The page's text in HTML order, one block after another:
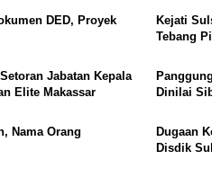
DED, Proyek
Kejati
Tebang
Jabatan Kepala
Elite Makassar
Dinilai
Nama Orang
Dugaan
Disdik